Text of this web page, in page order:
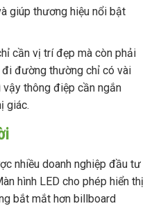
giúp thương hiệu nổi bật
cần vị trí đẹp mà còn phải
đường thường chỉ có vài
thông điệp cần ngắn
giác.
nhiều doanh nghiệp đầu tư
hình LED cho phép hiển thị
bắt mắt hơn billboard